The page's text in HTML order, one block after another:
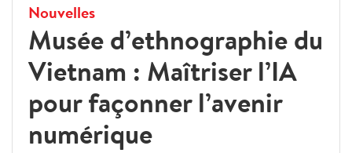
Nouvelles
Musée d’ethnographie du
Vietnam : Maîtriser l’IA
pour façonner l’avenir
numérique